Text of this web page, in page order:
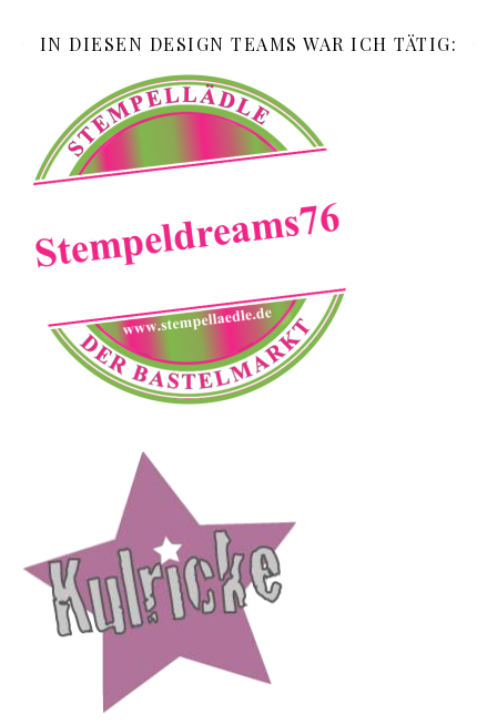
IN DIESEN DESIGN TEAMS WAR ICH TÄTIG: